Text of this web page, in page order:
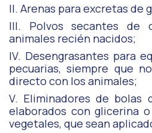
II. Arenas para excretas de
III. Polvos secantes de
animales recién nacidos;
IV. Desengrasantes para
pecuarias, siempre que
directo con los animales;
V. Eliminadores de bolas
elaborados con glicerina
vegetales, que sean